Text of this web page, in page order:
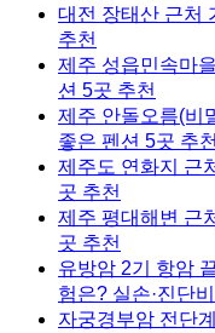
대전 장태산 근처
추천
제주 성읍민속마
션 5곳 추천
제주 안돌오름(비
좋은 펜션 5곳 추천
제주도 연화지 근
곳 추천
제주 평대해변 근
곳 추천
유방암 2기 항암
험은? 실손·진단
자궁경부암 전단